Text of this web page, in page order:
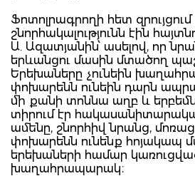
Ֆոտոլրագրողի հետ
շնորհակալությունն էին
Ա. Ազատյանին՝ ասելով, որ
երևանցու մասին մտածող
Երեխաները չունեին
փոխարենն ունեին դարն
մի քանի տոննա աղբ և
տիրում էր
ամենը, շնորհիվ նրանց,
փոխարենն ունենք հոյակապ
երեխաների համար
խաղահրապարակ։